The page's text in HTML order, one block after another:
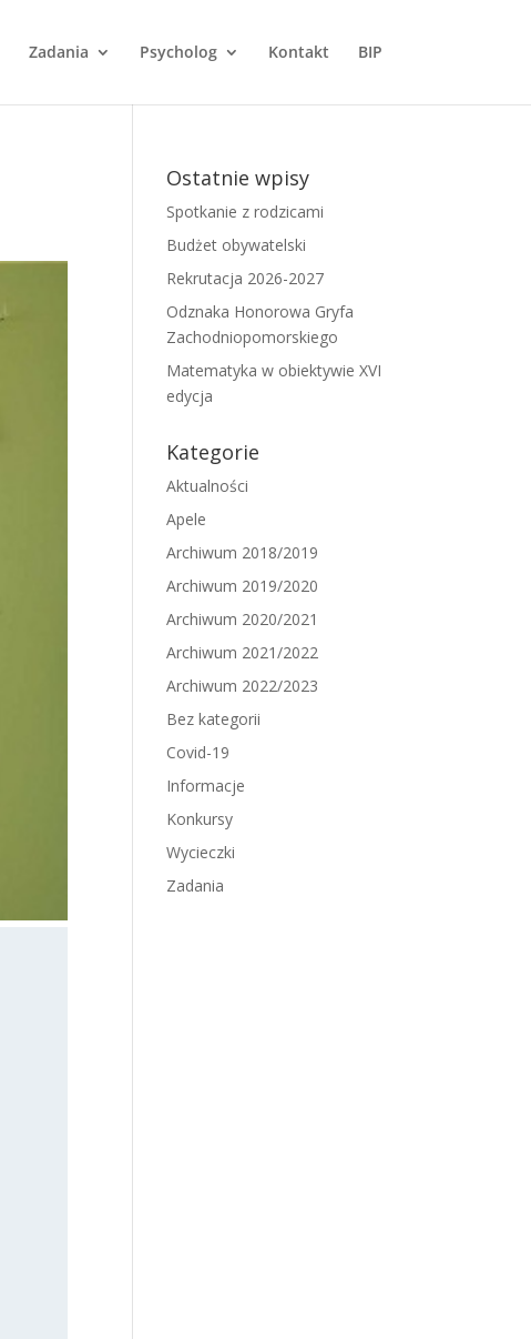
Zadania Psycholog Kontakt BIP
Ostatnie wpisy
Spotkanie z rodzicami
Budżet obywatelski
Rekrutacja 2026-2027
Odznaka Honorowa Gryfa
Zachodniopomorskiego
Matematyka w obiektywie XVI
edycja
Kategorie
Aktualności
Apele
Archiwum 2018/2019
Archiwum 2019/2020
Archiwum 2020/2021
Archiwum 2021/2022
Archiwum 2022/2023
Bez kategorii
Covid-19
Informacje
Konkursy
Wycieczki
Zadania